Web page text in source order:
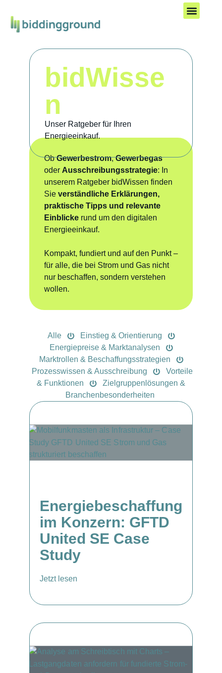
bidWisse
n
Unser Ratgeber für Ihren
Energieeinkauf.
ObGewerbestrom,Gewerbegas
oder Ausschreibungsstrategie: In
unserem Ratgeber bidWissen finden
Sie verständliche Erklärungen,
praktische Tipps und relevante
Einblicke rund um den digitalen
Energieeinkauf.
Kompakt, fundiert und auf den Punkt –
für alle, die bei Strom und Gas nicht
nur beschaffen, sondern verstehen
wollen.
Alle
Einstieg & Orientierung
Energiepreise & Marktanalysen
Marktrollen & Beschaffungsstrategien
Prozesswissen & Ausschreibung
Vorteile
& Funktionen
Zielgruppenlösungen &
Branchenbesonderheiten
Energiebeschaffung
im Konzern: GFTD
United SE Case
Study
Jetzt lesen